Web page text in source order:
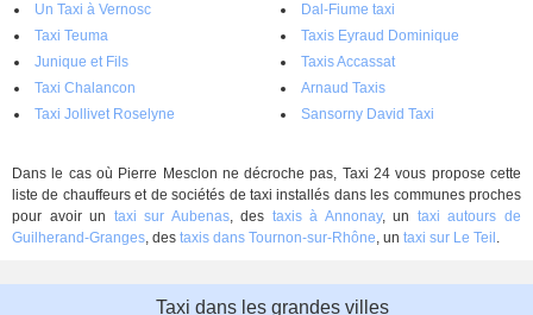
Un Taxi à Vernosc
Dal-Fiume taxi
Taxi Teuma
Taxis Eyraud Dominique
Junique et Fils
Taxis Accassat
Taxi Chalancon
Arnaud Taxis
Taxi Jollivet Roselyne
Sansorny David Taxi
Dans le cas où Pierre Mesclon ne décroche pas, Taxi 24 vous propose cette
liste de chauffeurs et de sociétés de taxi installés dans les communes proches
pour avoir un taxi sur Aubenas, des taxis à Annonay, un taxi autours de
Guilherand-Granges, des taxis dans Tournon-sur-Rhône, un taxi sur Le Teil .
Taxi dans les grandes villes